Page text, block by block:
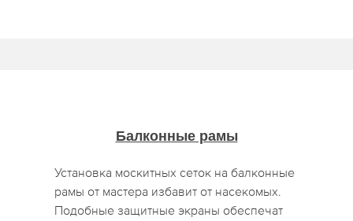
Балконные рамы
Установка москитных сеток на балконные
рамы от мастера избавит от насекомых.
Подобные защитные экраны обеспечат